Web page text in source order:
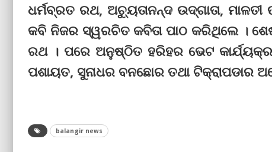
ଧର୍ମବ୍ରତ ରଥ, ଅଚ୍ୟୁତାନନ୍ଦ ଉଦ୍‌ଗାତା,
କବି ନିଜର ସ୍ୱରଚିତ କବିତା ପାଠ କରିଥିଲେ ।
ରଥ । ପରେ ଅନୁଷ୍ଠିତ ହରିହର ଭେଟ
ପଶାୟତ, ସୁନାଧର ବନଛୋର ତଥା ଟିକ୍ରାପଡାର
balangir news